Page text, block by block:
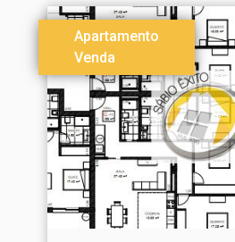
Apartamento
Venda